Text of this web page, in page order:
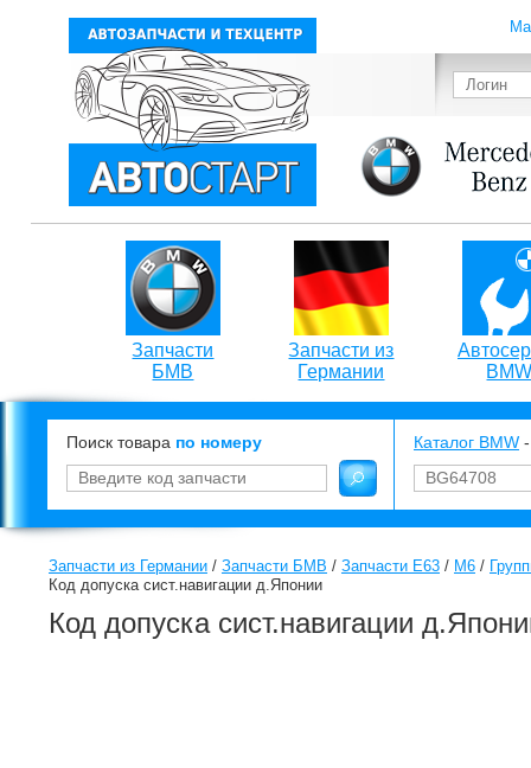
Запчасти
БМВ
Запчасти из
Германии
Поиск товара по номеру Каталог BMW
Запчасти из Германии / Запчасти БМВ / Запчасти E63 / M6 /
Код допуска сист.навигации д.Японии
Код допуска сист.навигации